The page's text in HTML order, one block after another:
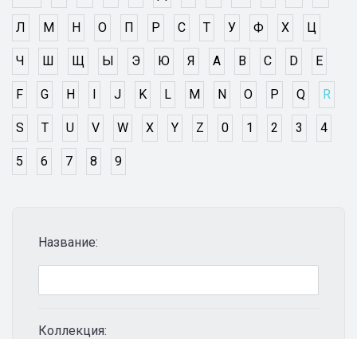
Название:
Коллекция:
Л М Н О П Р С Т У Ф Х Ц
Ч Ш Щ Ы Э Ю Я A B C D E
F G H I J K L M N O P Q R
S T U V W X Y Z 0 1 2 3 4
5 6 7 8 9